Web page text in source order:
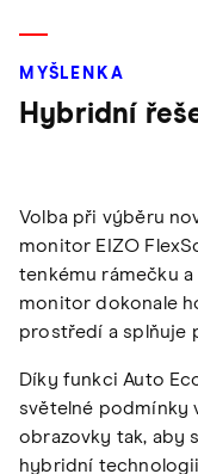
MYŠLENKA
Hybridní
Volba při výběru
monitor EIZO
tenkému rámečku
monitor dokonale
prostředí a splňuje
Díky funkci Auto
světelné podmínky
obrazovky tak, aby
hybridní